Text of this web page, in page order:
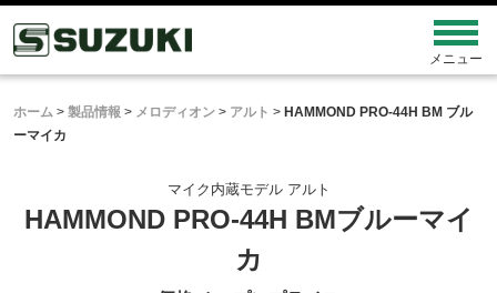
ホーム > 製品情報 > メロディオン > アルト > HAMMOND PRO-44H BM ブル
ーマイカ
マイク内蔵モデル アルト
HAMMOND PRO-44H BMブルーマイ
カ